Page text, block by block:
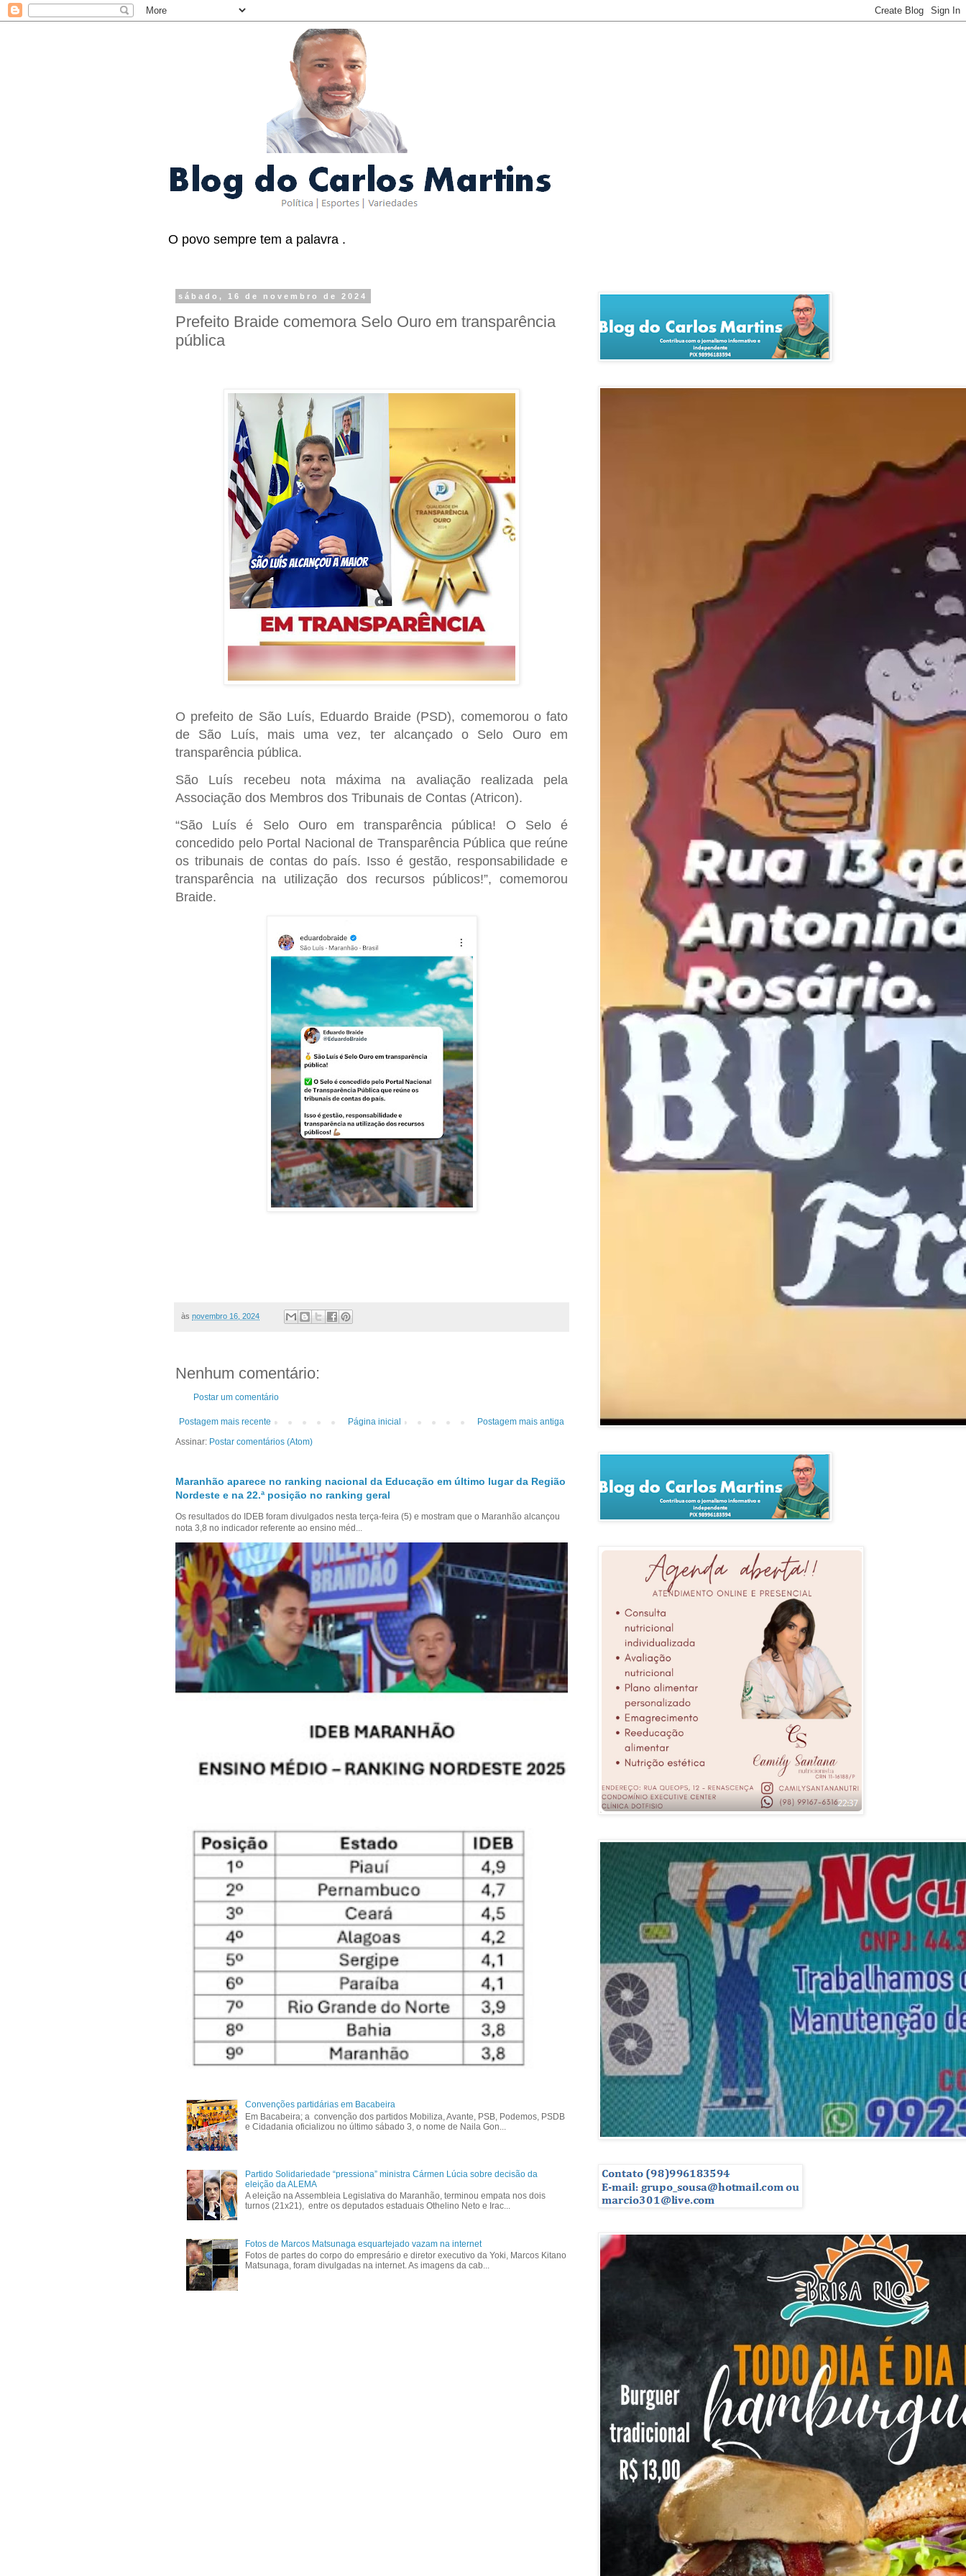
O povo sempre tem a palavra .
sábado, 16 de novembro de 2024
Prefeito Braide comemora Selo Ouro em transparência
pública
O prefeito de São Luís, Eduardo Braide (PSD), comemorou o fato
de São Luís, mais uma vez, ter alcançado o Selo Ouro em
transparência pública.
São Luís recebeu nota máxima na avaliação realizada pela
Associação dos Membros dos Tribunais de Contas (Atricon).
“São Luís é Selo Ouro em transparência pública! O Selo é
concedido pelo Portal Nacional de Transparência Pública que reúne
os tribunais de contas do país. Isso é gestão, responsabilidade e
transparência na utilização dos recursos públicos!”, comemorou
Braide.
às novembro 16, 2024
Nenhum comentário:
Postar um comentário
Postagem mais recente Postagem mais antiga
Página inicial
Assinar: Postar comentários (Atom)
Maranhão aparece no ranking nacional da Educação em último lugar da Região
Nordeste e na 22.ª posição no ranking geral
Os resultados do IDEB foram divulgados nesta terça-feira (5) e mostram que o Maranhão alcançou
nota 3,8 no indicador referente ao ensino méd...
Convenções partidárias em Bacabeira
Em Bacabeira; a convenção dos partidos Mobiliza, Avante, PSB, Podemos, PSDB
e Cidadania oficializou no último sábado 3, o nome de Naila Gon...
Partido Solidariedade “pressiona” ministra Cármen Lúcia sobre decisão da
eleição da ALEMA
A eleição na Assembleia Legislativa do Maranhão, terminou empata nos dois
turnos (21x21), entre os deputados estaduais Othelino Neto e Irac...
Fotos de Marcos Matsunaga esquartejado vazam na internet
Fotos de partes do corpo do empresário e diretor executivo da Yoki, Marcos Kitano
Matsunaga, foram divulgadas na internet. As imagens da cab...